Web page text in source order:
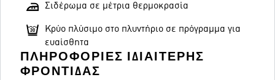
Σιδέρωμα σε μέτρια θερμοκρασία
Κρύο πλύσιμο στο πλυντήριο σε πρόγραμμα για
ευαίσθητα
ΠΛΗΡΟΦΟΡΊΕΣ ΙΔΙΑΊΤΕΡΗΣ
ΦΡΟΝΤΊΔΑΣ